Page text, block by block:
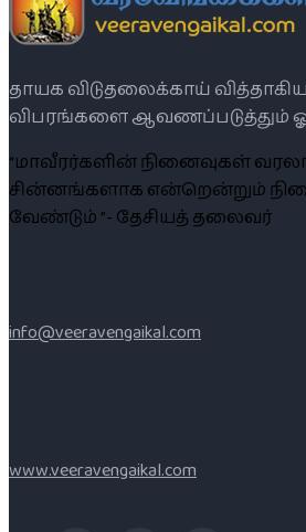
தாயக விடுதலைக்காய்
விபரங்களை ஆவணப்படுத்தும்
“மாவீரர்களின் நினைவுகள்
சின்னங்களாக என்றென்றும்
வேண்டும் ”- தேசியத் தலைவர்
info@veeravengaikal.com
www.veeravengaikal.com